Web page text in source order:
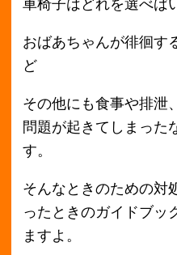
＜前へ 最新の買取価格情報へ
月別アーカイブ
2018年11月
2018年10月